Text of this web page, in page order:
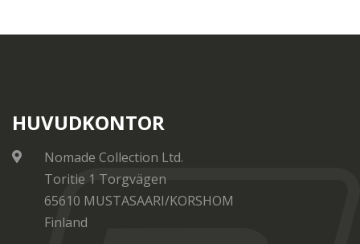
HUVUDKONTOR
Nomade Collection Ltd.
Toritie 1 Torgvägen
65610 MUSTASAARI/KORSHOM
Finland